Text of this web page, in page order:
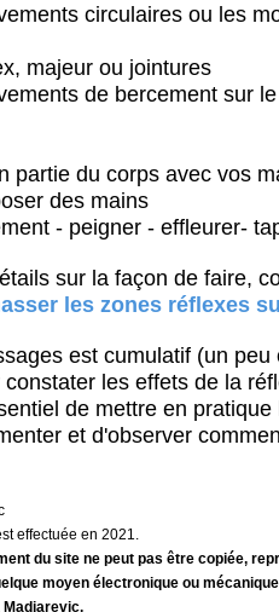
circulaires ou les
majeur ou jointures
de bercement sur
partie du corps avec vos
des mains
- peigner - effleurer-
sur la façon de faire,
les zones réflexes
est cumulatif (un
les effets de la
de mettre en
et d'observer
effectuée en 2021.
du site ne peut pas être copiée,
moyen électronique ou
Madjarevic.